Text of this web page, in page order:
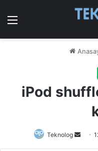
Menü
iPod
Teknolog
Bir